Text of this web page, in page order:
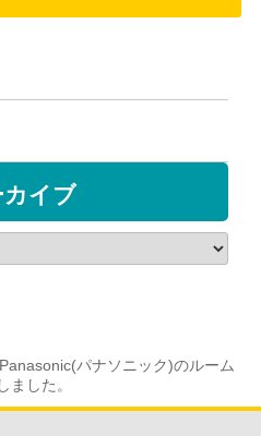
パナソニック)のルーム
ました。
カイブ